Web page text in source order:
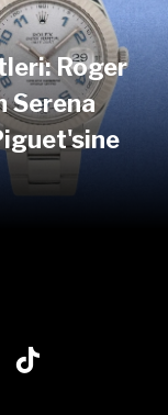
Roger
Serena